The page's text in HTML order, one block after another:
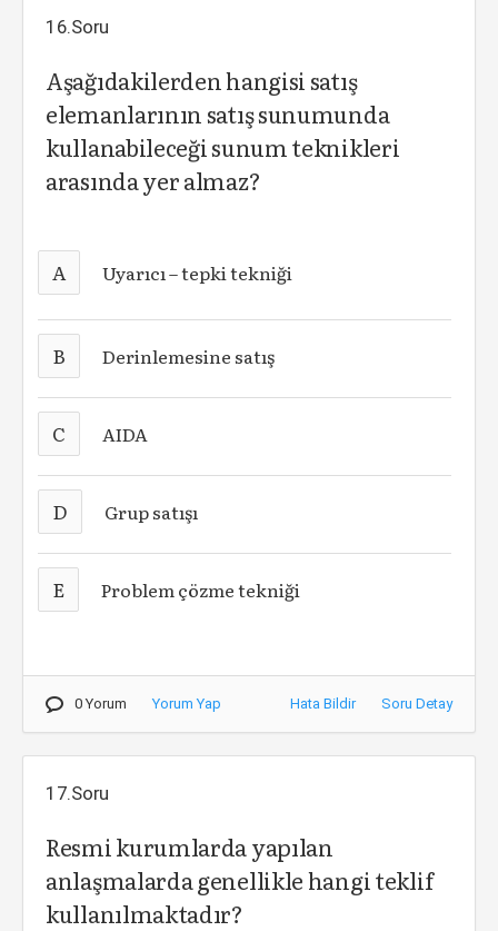
16.Soru
Aşağıdakilerden hangisi satış
elemanlarının satış sunumunda
kullanabileceği sunum teknikleri
arasında yer almaz?
A Uyarıcı – tepki tekniği
B Derinlemesine satış
C AIDA
D Grup satışı
E Problem çözme tekniği
0 Yorum Yorum Yap Hata Bildir Soru Detay
17.Soru
Resmi kurumlarda yapılan
anlaşmalarda genellikle hangi teklif
kullanılmaktadır?